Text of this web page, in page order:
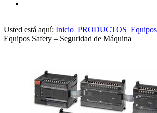
Usted está aquí: Inicio PRODUCTOS
Equipos Safety – Seguridad de Máquina